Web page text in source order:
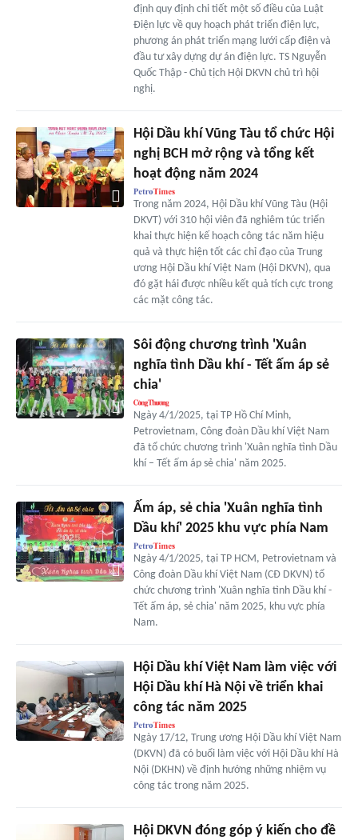
định quy định chi tiết một số điều của Luật
Điện lực về quy hoạch phát triển điện lực,
phương án phát triển mạng lưới cấp điện và
đầu tư xây dựng dự án điện lực. TS Nguyễn
Quốc Thập - Chủ tịch Hội DKVN chủ trì hội
nghị.
Hội Dầu khí Vũng Tàu tổ chức Hội
nghị BCH mở rộng và tổng kết
hoạt động năm 2024
Trong năm 2024, Hội Dầu khí Vũng Tàu (Hội
DKVT) với 310 hội viên đã nghiêm túc triển
khai thực hiện kế hoạch công tác năm hiệu
quả và thực hiện tốt các chỉ đạo của Trung
ương Hội Dầu khí Việt Nam (Hội DKVN), qua
đó gặt hái được nhiều kết quả tích cực trong
các mặt công tác.
Sôi động chương trình 'Xuân
nghĩa tình Dầu khí - Tết ấm áp sẻ
chia'
Ngày 4/1/2025, tại TP Hồ Chí Minh,
Petrovietnam, Công đoàn Dầu khí Việt Nam
đã tổ chức chương trình 'Xuân nghĩa tình Dầu
khí – Tết ấm áp sẻ chia' năm 2025.
Ấm áp, sẻ chia 'Xuân nghĩa tình
Dầu khí' 2025 khu vực phía Nam
Ngày 4/1/2025, tại TP HCM, Petrovietnam và
Công đoàn Dầu khí Việt Nam (CĐ DKVN) tổ
chức chương trình 'Xuân nghĩa tình Dầu khí -
Tết ấm áp, sẻ chia' năm 2025, khu vực phía
Nam.
Hội Dầu khí Việt Nam làm việc với
Hội Dầu khí Hà Nội về triển khai
công tác năm 2025
Ngày 17/12, Trung ương Hội Dầu khí Việt Nam
(DKVN) đã có buổi làm việc với Hội Dầu khí Hà
Nội (DKHN) về định hướng những nhiệm vụ
công tác trong năm 2025.
Hội DKVN đóng góp ý kiến cho đề